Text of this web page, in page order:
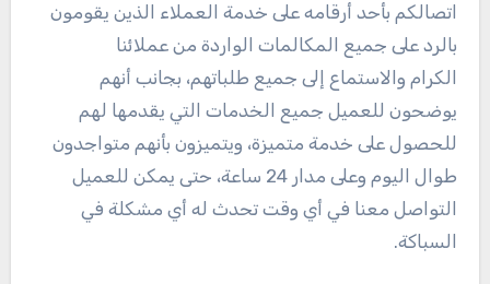
اتصالكم بأحد أرقامه على خدمة العملاء الذين يقومون
بالرد على جميع المكالمات الواردة من عملائنا
الكرام والاستماع إلى جميع طلباتهم، بجانب أنهم
يوضحون للعميل جميع الخدمات التي يقدمها لهم
للحصول على خدمة متميزة، ويتميزون بأنهم متواجدون
طوال اليوم وعلى مدار 24 ساعة، حتى يمكن للعميل
التواصل معنا في أي وقت تحدث له أي مشكلة في
السباكة.